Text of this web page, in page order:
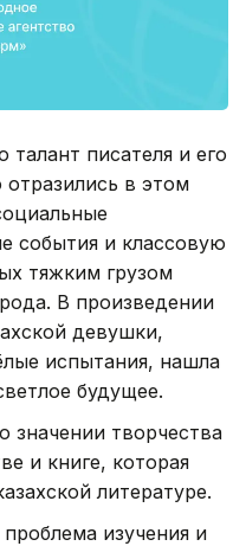
писателя и его
отразились в этом
события и классовую
тяжким грузом
В произведении
девушки,
испытания, нашла
будущее.
значении творчества
и книге, которая
литературе.
изучения и